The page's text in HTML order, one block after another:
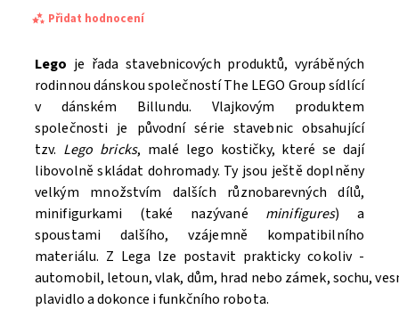
Přidat hodnocení
Souhlasím seZpracováním osobních údajů.
Lego je řada stavebnicových produktů, vyráběných
rodinnou dánskou společností The LEGO Group sídlící
v dánském Billundu. Vlajkovým produktem
společnosti je původní série stavebnic obsahující
tzv. Lego bricks, malé lego kostičky, které se dají
libovolně skládat dohromady. Ty jsou ještě doplněny
velkým množstvím dalších různobarevných dílů,
minifigurkami (také nazývané minifigures) a
spoustami dalšího, vzájemně kompatibilního
materiálu. Z Lega lze postavit prakticky cokoliv -
automobil, letoun, vlak, dům, hrad nebo zámek, sochu,
plavidlo a dokonce i funkčního robota.